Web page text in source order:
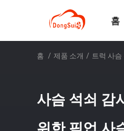
홈
홈 / 제품 소개 / 트럭 사슴
사슴 석쇠 감